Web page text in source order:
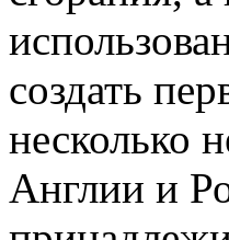
создать
несколько
Англии и